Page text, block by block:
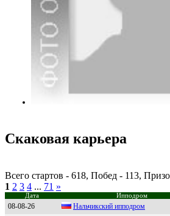
Скаковая карьера
Всего стартов - 618, Побед - 113,
1 2 3 4 ... 71 »
Дата Ипподром
08-08-26 Hальчикский ипподром